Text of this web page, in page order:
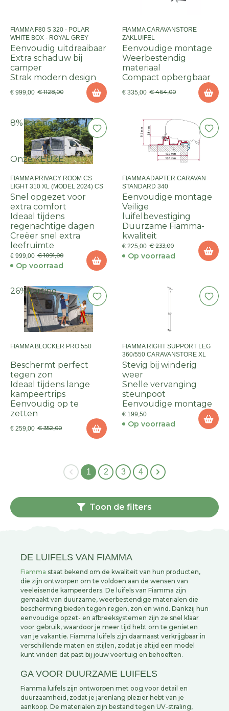
FIAMMA F80 S 320 - POLAR
WHITE BOX - ROYAL GREY
Eenvoudig uitdraaibaar
Extra schaduw bij
camper
Strak modern design
€ 999,00 € 1128,00
FIAMMA CARAVANSTORE
ZAKLUIFEL
Eenvoudige montage
Weerbestendig
materiaal
Compact opbergbaar
€ 335,00 € 464,00
8% korting
Onze KEUZE
FIAMMA PRIVACY ROOM CS
LIGHT 310 XL (MODEL 2024) CS
Snel opgezet voor
extra comfort
Ideaal tijdens
regenachtige dagen
Creëer snel extra
leefruimte
€ 999,00 € 1091,00
Op voorraad
FIAMMA ADAPTER CARAVAN
STANDARD 340
Eenvoudige montage
Veilige
luifelbevestiging
Duurzame Fiamma-
kwaliteit
€ 225,00 € 233,00
Op voorraad
26%korting
FIAMMA BLOCKER PRO 550
Beschermt perfect
tegen zon
Ideaal tijdens lange
kampeertrips
Eenvoudig op te
zetten
€ 259,00 € 352,00
FIAMMA RIGHT SUPPORT LEG
360/550 CARAVANSTORE XL
Stevig bij winderig
weer
Snelle vervanging
steunpoot
Eenvoudige montage
€ 199,50
Op voorraad
1 2 3 4
Toon de filters
DE LUIFELS VAN FIAMMA
Fiamma staat bekend om de kwaliteit van hun producten,
die zijn ontworpen om te voldoen aan de wensen van
veeleisende kampeerders. De luifels van Fiamma zijn
gemaakt van duurzame, weerbestendige materialen die
bescherming bieden tegen regen, zon en wind. Dankzij hun
eenvoudige opzet- en afbreeksystemen zijn ze snel klaar
voor gebruik, waardoor je meer tijd hebt om te genieten
van je vakantie. Fiamma luifels zijn daarnaast verkrijgbaar in
verschillende maten en stijlen, zodat je altijd een model
kunt vinden dat past bij jouw voertuig en behoeften.
GA VOOR DUURZAME LUIFELS
Fiamma luifels zijn ontworpen met oog voor detail en
duurzaamheid, zodat je jarenlang plezier hebt van je
aankoop. De materialen zijn bestand tegen UV-straling,